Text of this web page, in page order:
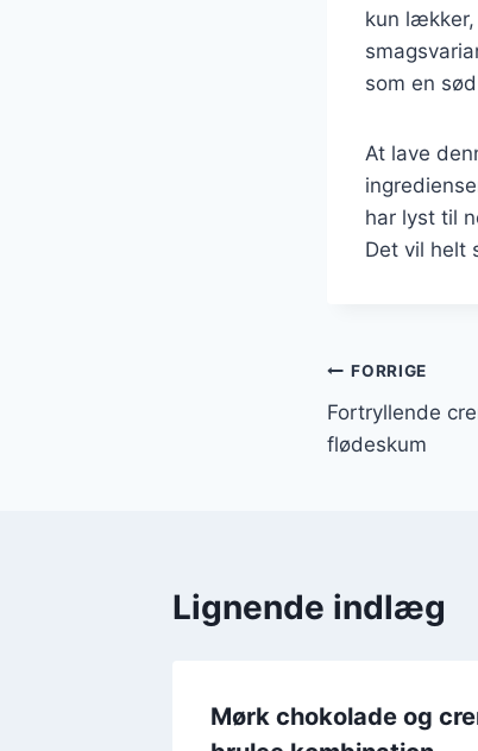
kun lækker,
som en
At lave
har lyst til
Det vil helt
FORRIGE
Fortryllende
flødeskum
Lignende indlæg
Mørk chokolade og